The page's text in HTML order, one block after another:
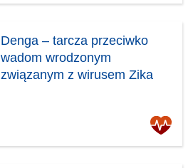
Denga – tarcza przeciwko
wadom wrodzonym
związanym z wirusem Zika